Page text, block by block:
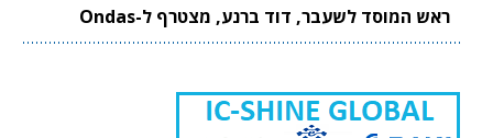
ראש המוסד לשעבר, דוד ברנע, מצטרף ל-Ondas